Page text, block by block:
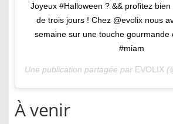
Joyeux #Halloween ? && profitez
de trois jours ! Chez @evolix nous
semaine sur une touche
#miam
Une publication partagée par EVOLIX
À venir